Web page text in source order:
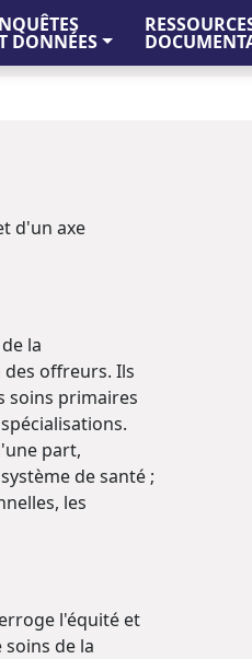
DONNÉES
d'un axe
la
offreurs. Ils
soins primaires
part,
de santé ;
les
l'équité et
de la